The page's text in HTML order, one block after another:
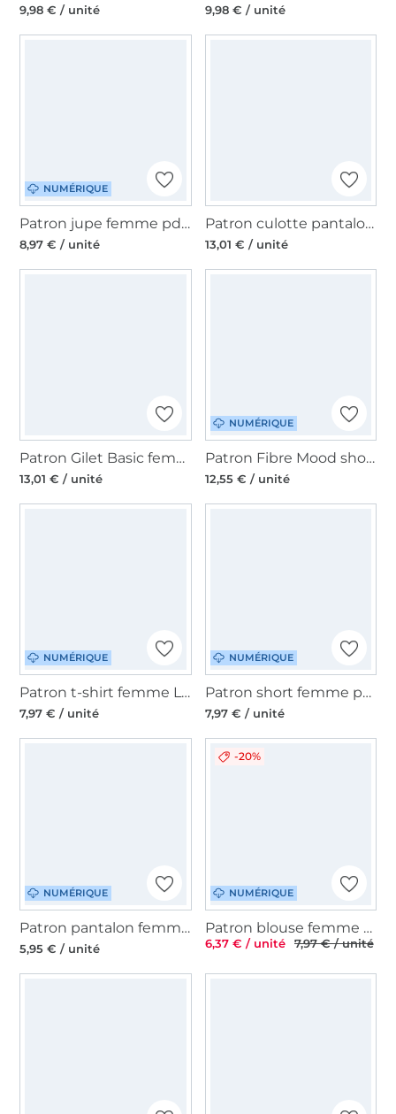
9,98 € / unité 9,98 € / unité
NUMÉRIQUE
Patron jupe femme pdf Valentano drei eM's, en allemand
8,97 € / unité
Patron culotte pantalon femme Fadenkäfer, en allemand
13,01 € / unité
Patron Gilet Basic femme Fadenkäfer, en allemand
13,01 € / unité
NUMÉRIQUE
Patron Fibre Mood shorts femme pdf Carmel, en français
12,55 € / unité
NUMÉRIQUE
Patron t-shirt femme Luma pdf Lillesol & Pelle, en allemand
7,97 € / unité
NUMÉRIQUE
Patron short femme pdf Madame Beeke Studio Schnittreif. en français
7,97 € / unité
NUMÉRIQUE
Patron pantalon femme pdf Make it yours, en français
5,95 € / unité
NUMÉRIQUE
-20%
Patron blouse femme pdf Julie TOSCAminni Schnittmanufaktur, en allemand
6,37 € / unité 7,97 € / unité